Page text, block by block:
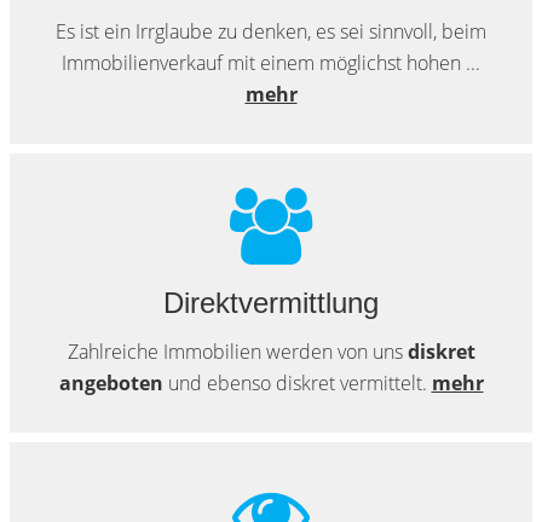
Es ist ein Irrglaube zu denken, es sei sinnvoll, beim
Immobilienverkauf mit einem möglichst hohen ...
mehr
Direktvermittlung
Zahlreiche Immobilien werden von unsdiskret
angeboten und ebenso diskret vermittelt. mehr